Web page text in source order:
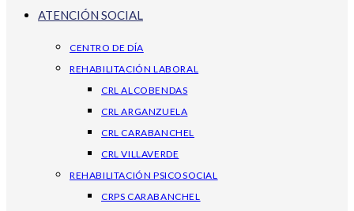
ATENCIÓN SOCIAL
CENTRO DE DÍA
REHABILITACIÓN LABORAL
CRL ALCOBENDAS
CRL ARGANZUELA
CRL CARABANCHEL
CRL VILLAVERDE
REHABILITACIÓN PSICOSOCIAL
CRPS CARABANCHEL